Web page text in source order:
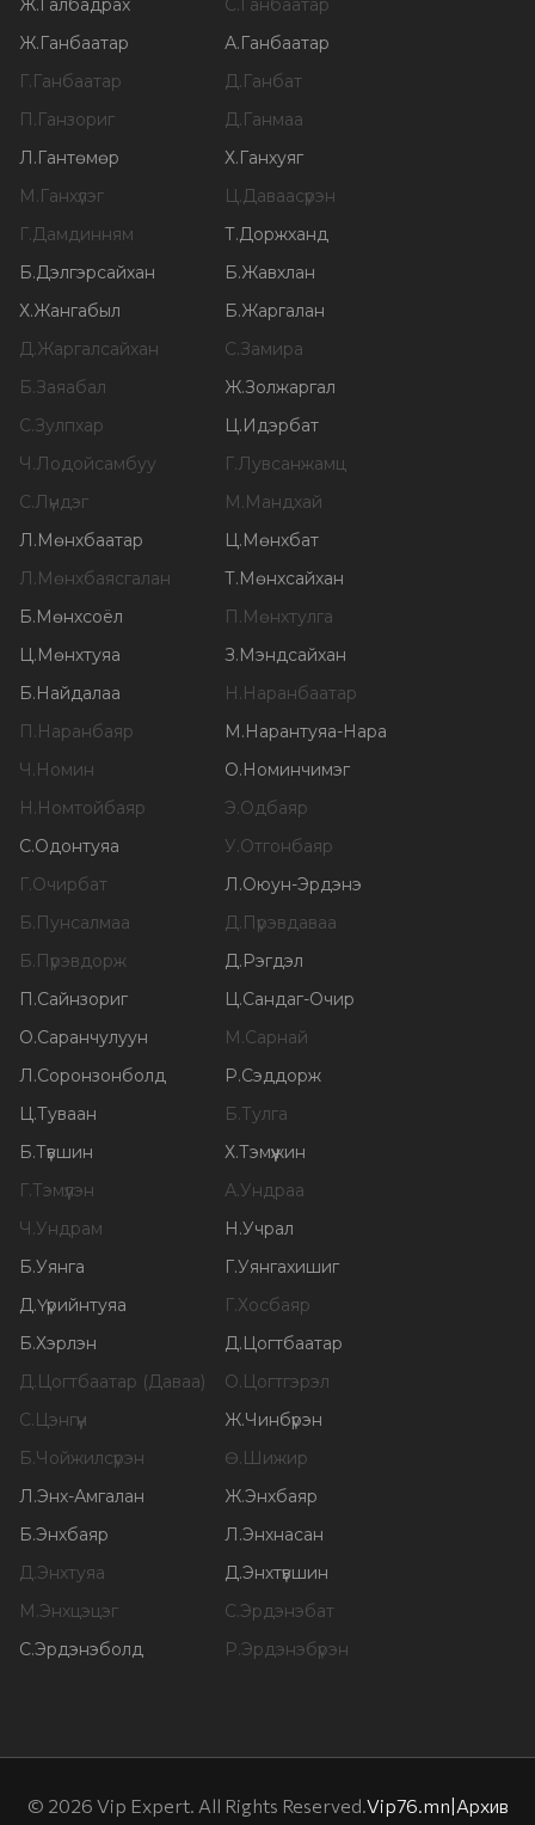
Ж.Галбадрах С.Ганбаатар
Ж.Ганбаатар А.Ганбаатар
Г.Ганбаатар Д.Ганбат
П.Ганзориг Д.Ганмаа
Л.Гантөмөр Х.Ганхуяг
М.Ганхүлэг Ц.Даваасүрэн
Г.Дамдинням Т.Доржханд
Б.Дэлгэрсайхан Б.Жавхлан
Х.Жангабыл Б.Жаргалан
Д.Жаргалсайхан С.Замира
Б.Заяабал Ж.Золжаргал
С.Зулпхар Ц.Идэрбат
Ч.Лодойсамбуу Г.Лувсанжамц
С.Лүндэг М.Мандхай
Л.Мөнхбаатар Ц.Мөнхбат
Л.Мөнхбаясгалан Т.Мөнхсайхан
Б.Мөнхсоёл П.Мөнхтулга
Ц.Мөнхтуяа З.Мэндсайхан
Б.Найдалаа Н.Наранбаатар
П.Наранбаяр М.Нарантуяа-Нара
Ч.Номин О.Номинчимэг
Н.Номтойбаяр Э.Одбаяр
С.Одонтуяа У.Отгонбаяр
Г.Очирбат Л.Оюун-Эрдэнэ
Б.Пунсалмаа Д.Пүрэвдаваа
Б.Пүрэвдорж Д.Рэгдэл
П.Сайнзориг Ц.Сандаг-Очир
О.Саранчулуун М.Сарнай
Л.Соронзонболд Р.Сэддорж
Ц.Туваан Б.Тулга
Б.Түвшин Х.Тэмүүжин
Г.Тэмүүлэн А.Ундраа
Ч.Ундрам Н.Учрал
Б.Уянга Г.Уянгахишиг
Д.Үүрийнтуяа Г.Хосбаяр
Б.Хэрлэн Д.Цогтбаатар
Д.Цогтбаатар (Даваа) О.Цогтгэрэл
С.Цэнгүүн Ж.Чинбүрэн
Б.Чойжилсүрэн Ө.Шижир
Л.Энх-Амгалан Ж.Энхбаяр
Б.Энхбаяр Л.Энхнасан
Д.Энхтуяа Д.Энхтүвшин
М.Энхцэцэг С.Эрдэнэбат
С.Эрдэнэболд Р.Эрдэнэбүрэн
© 2026 Vip Expert. All Rights Reserved.Vip76.mn|Архив